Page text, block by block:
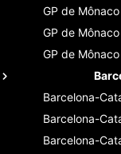
GP de Mônaco
GP de Mônaco
GP de Mônaco
Barcelona-
Barcelona-
Barcelona-